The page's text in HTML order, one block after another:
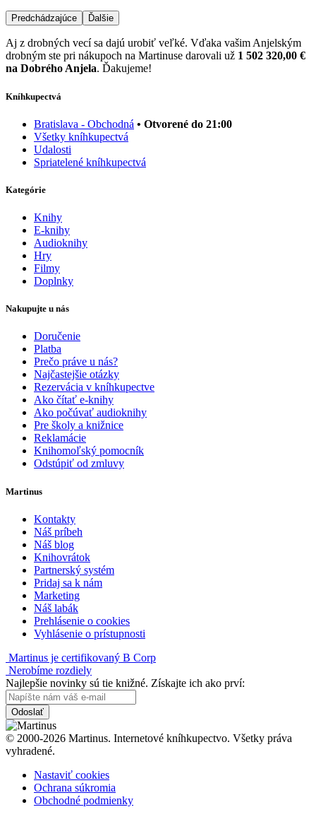
Predchádzajúce Ďalšie
Aj z drobných vecí sa dajú urobiť veľké. Vďaka vašim Anjelským
drobným ste pri nákupoch na Martinuse darovali už 1 502 320,00 €
na Dobrého Anjela. Ďakujeme!
Kníhkupectvá
Bratislava - Obchodná • Otvorené do 21:00
Všetky kníhkupectvá
Udalosti
Spriatelené kníhkupectvá
Kategórie
Knihy
E-knihy
Audioknihy
Hry
Filmy
Doplnky
Nakupujte u nás
Doručenie
Platba
Prečo práve u nás?
Najčastejšie otázky
Rezervácia v kníhkupectve
Ako čítať e-knihy
Ako počúvať audioknihy
Pre školy a knižnice
Reklamácie
Knihomoľský pomocník
Odstúpiť od zmluvy
Martinus
Kontakty
Náš príbeh
Náš blog
Knihovrátok
Partnerský systém
Pridaj sa k nám
Marketing
Náš labák
Prehlásenie o cookies
Vyhlásenie o prístupnosti
Martinus je certifikovaný B Corp
Nerobíme rozdiely
Najlepšie novinky sú tie knižné. Získajte ich ako prví:
Odoslať
© 2000-2026 Martinus. Internetové kníhkupectvo. Všetky práva
vyhradené.
Nastaviť cookies
Ochrana súkromia
Obchodné podmienky